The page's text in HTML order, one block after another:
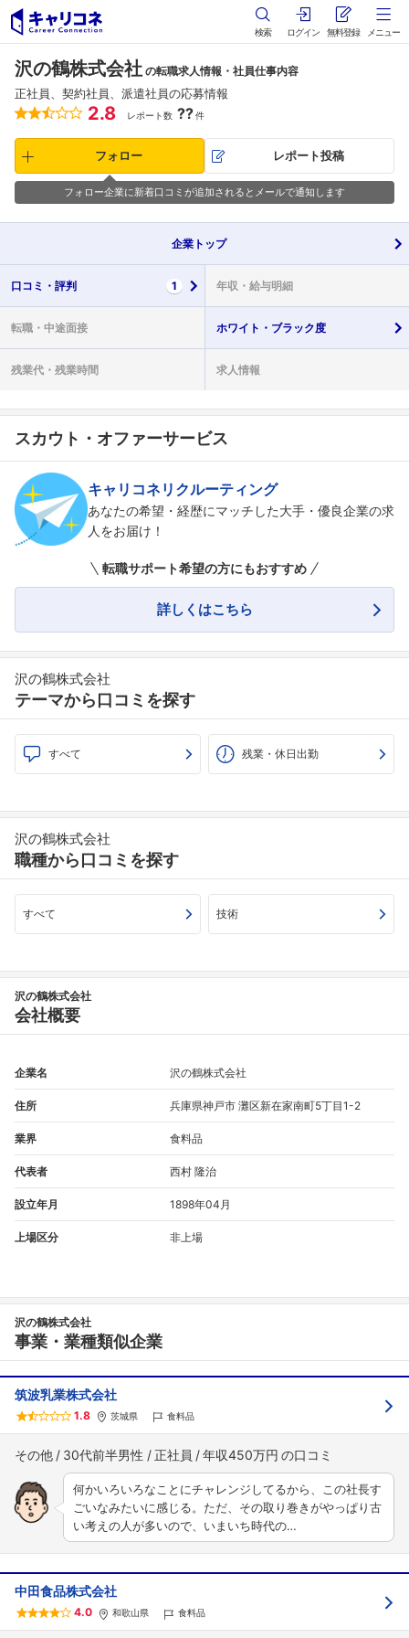
検索 ログイン 無料登録 メニュー
沢の鶴株式会社 の転職求人情報・社員仕事内容
正社員、契約社員、派遣社員の応募情報
2.8 レポート数 ??件
フォロー レポート投稿
フォロー企業に新着口コミが追加されるとメールで通知します
企業 トップ
口コミ・ 評判 1 年収・ 給与明細
転職・ 中途面接 ホワイト・ ブラック度
残業代・ 残業時間 求人情報
スカウト・オファーサービス
キャリコネリクルーティング
あなたの希望・経歴にマッチした大手・優良企業の求
人をお届け！
転職サポート希望の方にもおすすめ
詳しくはこちら
沢の鶴株式会社
テーマから口コミを探す
すべて 残業・休日出勤
沢の鶴株式会社
職種から口コミを探す
すべて 技術
沢の鶴株式会社
会社概要
企業名 沢の鶴株式会社
住所 兵庫県神戸市 灘区新在家南町5丁目1-2
業界 食料品
代表者 西村 隆治
設立年月 1898年04月
上場区分 非上場
沢の鶴株式会社
事業・業種類似企業
筑波乳業株式会社
1.8 茨城県 食料品
その他 30代前半男性 正社員 年収450万円
何かいろいろなことにチャレンジしてるから、この社長す
ごいなみたいに感じる。ただ、その取り巻きがやっぱり古
い考えの人が多いので、いまいち時代の…
中田食品株式会社
4.0 和歌山県 食料品